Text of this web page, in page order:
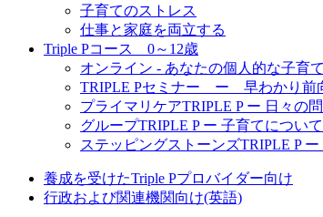
子育てのストレス
仕事と家庭を両立する
Triple Pコース 0～12歳
オンライン - あなたの個人的な子育
TRIPLE Pセミナー ー 早わかり前
プライマリケアTRIPLE P ー 日々の
グループTRIPLE P ー 子育てについ
ステッピングストーンズTRIPLE P
養成を受けたTriple Pプロバイダー向け
行政および関連機関向け(英語)